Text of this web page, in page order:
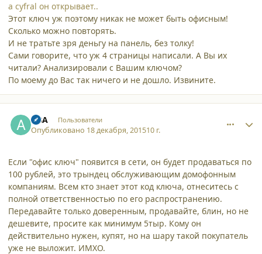
а cyfral он открывает..
Этот ключ уж поэтому никак не может быть офисным!
Сколько можно повторять.
И не тратьте зря деньгу на панель, без толку!
Сами говорите, что уж 4 страницы написали. А Вы их
читали? Анализировали с Вашим ключом?
По моему до Вас так ничего и не дошло. Извините.
ABA Пользователи
Опубликовано 18 декабря, 201510 г.
Если "офис ключ" появится в сети, он будет продаваться по
100 рублей, это трындец обслуживающим домофонным
компаниям. Всем кто знает этот код ключа, отнеситесь с
полной ответственностью по его распространению.
Передавайте только доверенным, продавайте, блин, но не
дешевите, просите как минимум 5тыр. Кому он
действительно нужен, купят, но на шару такой покупатель
уже не выложит. ИМХО.